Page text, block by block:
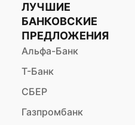
ЛУЧШИЕ
БАНКОВСКИЕ
ПРЕДЛОЖЕНИЯ
Альфа-Банк
Т-Банк
СБЕР
Газпромбанк